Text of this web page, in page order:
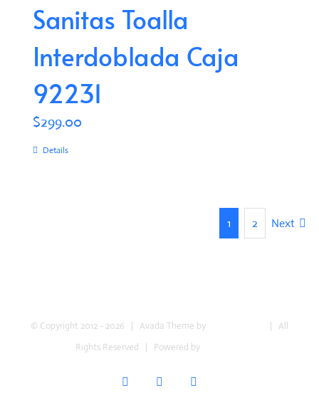
Sanitas Toalla
Interdoblada Caja
92231
$299.00
Details
1 2 Next
© Copyright 2012 - 2026 | Avada Theme by
| All
Rights Reserved | Powered by
FacebookTwitter